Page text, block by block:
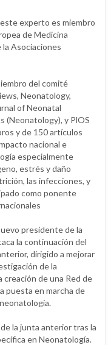
experto es miembro
de Medicina
la Asociaciones
del comité
Neonatology,
of Neonatal
(Neonatology), y PlOS
y de 150 artículos
nacional e
especialmente
estrés y daño
las infecciones, y
como ponente
presidente de la
la continuación del
dirigido a mejorar
de la
creación de una Red de
puesta en marcha de
la junta anterior tras la
en Neonatología.